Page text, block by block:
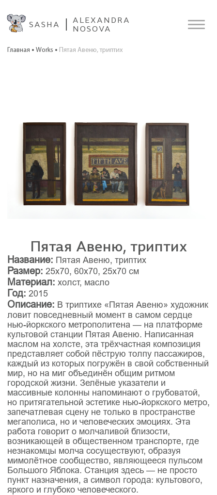
SASHA
ALEXANDRA
NOSOVA
Главная Works Пятая Авеню, триптих
Пятая Авеню, триптих
Название: Пятая Авеню, триптих
Размер: 25x70, 60x70, 25x70 см
Материал: холст, масло
Год: 2015
Описание: В триптихе «Пятая Авеню» художник
ловит повседневный момент в самом сердце
нью-йоркского метрополитена — на платформе
культовой станции Пятая Авеню. Написанная
маслом на холсте, эта трёхчастная композиция
представляет собой пёструю толпу пассажиров,
каждый из которых погружён в свой собственный
мир, но на миг объединён общим ритмом
городской жизни. Зелёные указатели и
массивные колонны напоминают о грубоватой,
но притягательной эстетике нью-йоркского метро,
запечатлевая сцену не только в пространстве
мегаполиса, но и человеческих эмоциях. Эта
работа говорит о молчаливой близости,
возникающей в общественном транспорте, где
незнакомцы молча сосуществуют, образуя
мимолётное сообщество, являющееся пульсом
Большого Яблока. Станция здесь — не просто
пункт назначения, а символ города: культового,
яркого и глубоко человеческого.